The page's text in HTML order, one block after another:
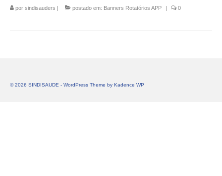
por sindisauders | postado em: Banners Rotatórios APP | 0
© 2026 SINDISAUDE - WordPress Theme by Kadence WP